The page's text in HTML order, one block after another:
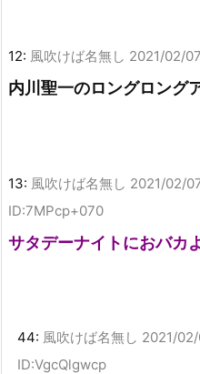
12: 風吹けば名無し 2021/02/
内川聖一のロングロング
13: 風吹けば名無し 2021/02/
ID:7MPcp+070
サタデーナイトにおバカ
44: 風吹けば名無し 2021/
ID:VgcQlgwcp